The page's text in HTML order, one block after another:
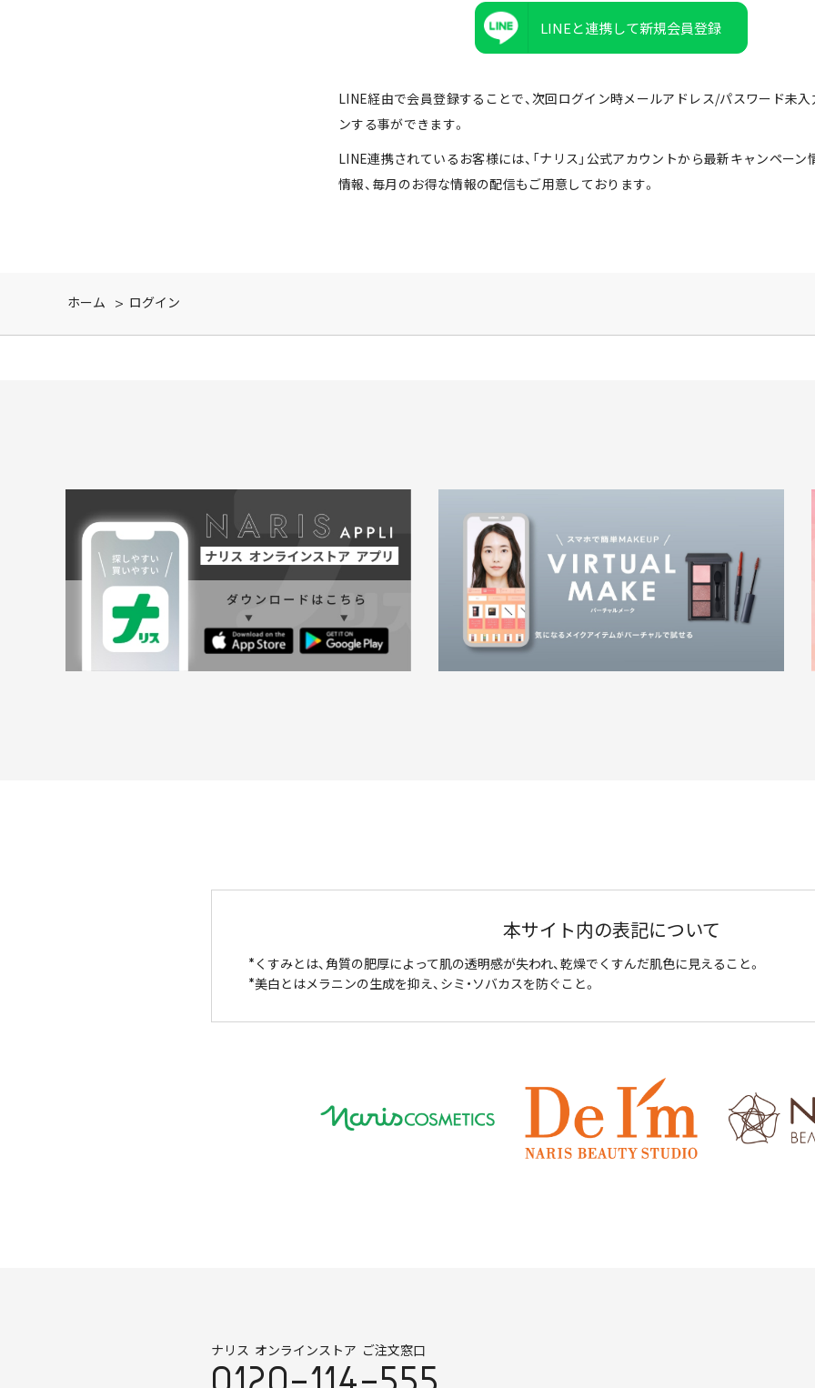
LINEと連携して新規会員登録
LINE経由で会員登録することで、次回ログイン時メールアドレス/パスワード未入
ンする事ができます。
LINE連携されているお客様には、「ナリス」公式アカウントから最新キャンペーン
情報、毎月のお得な情報の配信もご用意しております。
ホーム > ログイン
本サイト内の表記について
くすみとは、角質の肥厚によって肌の透明感が失われ、乾燥でくすんだ肌色に見えること。
美白とはメラニンの生成を抑え、シミ・ソバカスを防ぐこと。
ナリス オンラインストア ご注文窓口